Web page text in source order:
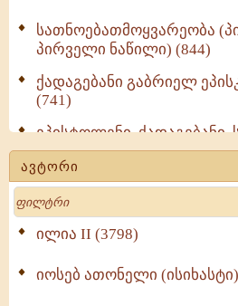
სათნოებათმოყვარეობა
პირველი ნაწილი) (844)
ქადაგებანი გაბრიელ
(741)
ეპისტოლენი, ქადაგებანი,
(723)
მოძღვრის ძალზე
მრევლისათვის (545)
Wisdomge (514)
ქადაგებანი გაბრიელ
ავტორი
Search
ილია II (3798)
იოსებ ათონელი